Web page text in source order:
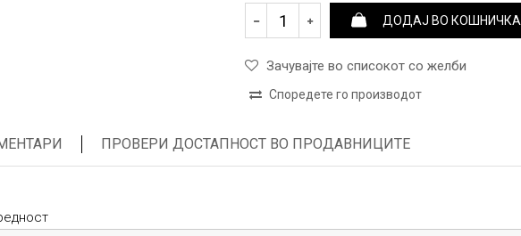
ДОДАЈ ВО КОШНИЧКА
Зачувајте во списокот со желби
Споредете го производот
ПРОВЕРИ ДОСТАПНОСТ ВО ПРОДАВНИЦИТЕ